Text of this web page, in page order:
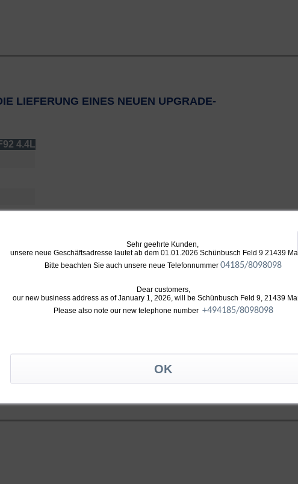
LIEFERUNG EINES NEUEN UPGRADE-
4.4L
Änderungen optimiert:
um 10% größer als OEM
/ CHRA
leicht angepasst werden
und der Anpassung des Motorsoftwares, ist eine
Sehr geehrte Kunden,
unsere neue Geschäftsadresse lautet ab dem 01.01.2026 Schünbusch Feld 9 21439
Bitte beachten Sie auch unsere neue Telefonnummer 04185/8098098
Dear customers,
our new business address as of January 1, 2026, will be Schünbusch Feld 9, 21439
Please also note our new telephone number +494185/8098098